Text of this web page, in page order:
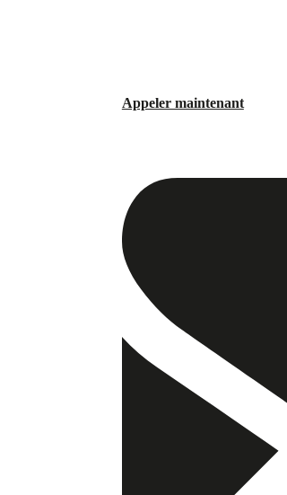
Appeler maintenant